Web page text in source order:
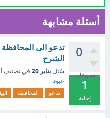
أسئلة مشابهة
0
تصويتات
1
إجابة
تدعو الى المحافظة
الشرح
سُئل يناير 20 في تصنيف
عبود
تدعو المحافظة